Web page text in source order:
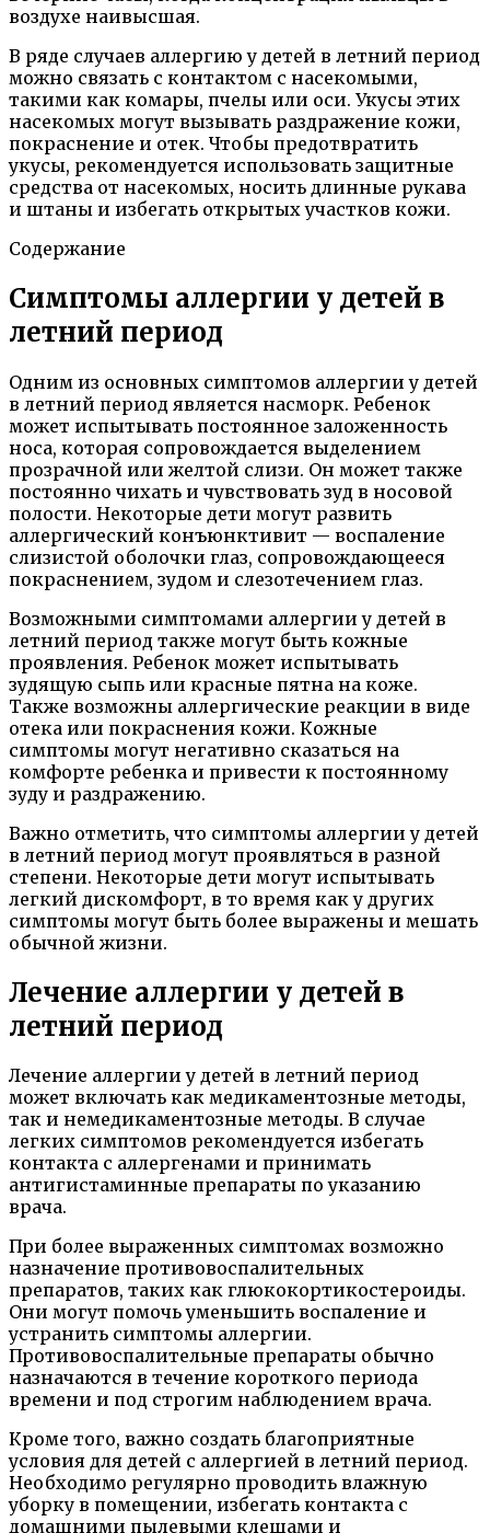
воздухе наивысшая.
В ряде случаев аллергию у детей в летний период
можно связать с контактом с насекомыми,
такими как комары, пчелы или оси. Укусы этих
насекомых могут вызывать раздражение кожи,
покраснение и отек. Чтобы предотвратить
укусы, рекомендуется использовать защитные
средства от насекомых, носить длинные рукава
и штаны и избегать открытых участков кожи.
Содержание
Симптомы аллергии у детей в
летний период
Одним из основных симптомов аллергии у детей
в летний период является насморк. Ребенок
может испытывать постоянное заложенность
носа, которая сопровождается выделением
прозрачной или желтой слизи. Он может также
постоянно чихать и чувствовать зуд в носовой
полости. Некоторые дети могут развить
аллергический конъюнктивит — воспаление
слизистой оболочки глаз, сопровождающееся
покраснением, зудом и слезотечением глаз.
Возможными симптомами аллергии у детей в
летний период также могут быть кожные
проявления. Ребенок может испытывать
зудящую сыпь или красные пятна на коже.
Также возможны аллергические реакции в виде
отека или покраснения кожи. Кожные
симптомы могут негативно сказаться на
комфорте ребенка и привести к постоянному
зуду и раздражению.
Важно отметить, что симптомы аллергии у детей
в летний период могут проявляться в разной
степени. Некоторые дети могут испытывать
легкий дискомфорт, в то время как у других
симптомы могут быть более выражены и мешать
обычной жизни.
Лечение аллергии у детей в
летний период
Лечение аллергии у детей в летний период
может включать как медикаментозные методы,
так и немедикаментозные методы. В случае
легких симптомов рекомендуется избегать
контакта с аллергенами и принимать
антигистаминные препараты по указанию
врача.
При более выраженных симптомах возможно
назначение противовоспалительных
препаратов, таких как глюкокортикостероиды.
Они могут помочь уменьшить воспаление и
устранить симптомы аллергии.
Противовоспалительные препараты обычно
назначаются в течение короткого периода
времени и под строгим наблюдением врача.
Кроме того, важно создать благоприятные
условия для детей с аллергией в летний период.
Необходимо регулярно проводить влажную
уборку в помещении, избегать контакта с
домашними пылевыми клещами и